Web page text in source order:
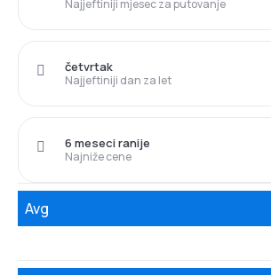
Najjeftiniji mjesec za putovanje
Najjeftiniji dan za let
četvrtak
Najniže cene
6 meseci ranije
Avg